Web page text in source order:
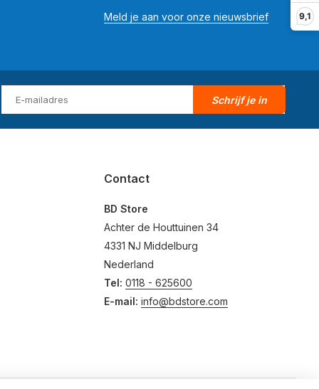
9,1
Meld je aan voor onze nieuwsbrief
Schrijf je in
Contact
BD Store
Achter de Houttuinen 34
4331 NJ Middelburg
Nederland
Tel: 0118 - 625600
E-mail: info@bdstore.com